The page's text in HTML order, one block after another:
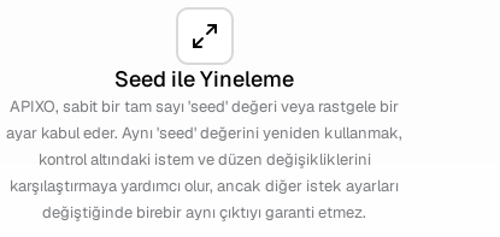
Seed ile Yineleme
APIXO, sabit bir tam sayı 'seed' değeri veya rastgele bir
ayar kabul eder. Aynı 'seed' değerini yeniden kullanmak,
kontrol altındaki istem ve düzen değişikliklerini
karşılaştırmaya yardımcı olur, ancak diğer istek ayarları
değiştiğinde birebir aynı çıktıyı garanti etmez.